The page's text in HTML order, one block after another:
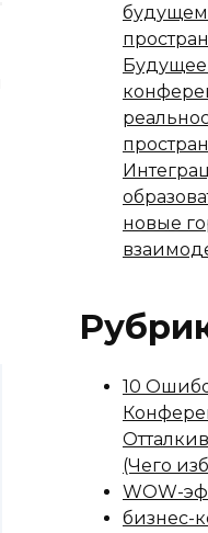
будущем
новые
10
(Чего
WOW-
бизнес-